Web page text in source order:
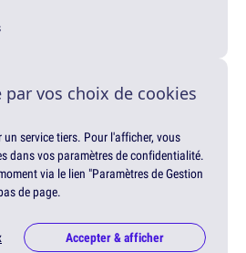
vos choix de cookies
service tiers. Pour l'afficher, vous
dans vos paramètres de confidentialité.
via le lien "Paramètres de Gestion
de page.
Accepter & afficher